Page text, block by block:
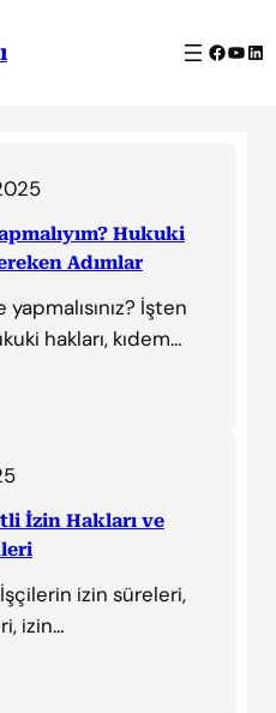
Hukuki
Adımlar
yapmalısınız? İşten
hakları, kıdem…
İzin Hakları ve
izin süreleri,
izin…